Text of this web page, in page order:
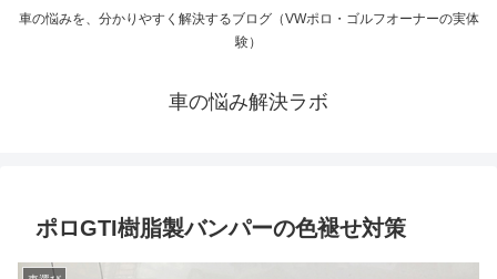
車の悩みを、分かりやすく解決するブログ（VWポロ・ゴルフオーナーの実体
験）
車の悩み解決ラボ
ポロGTI樹脂製バンパーの色褪せ対策